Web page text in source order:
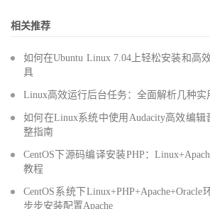
相关推荐
如何在Ubuntu Linux 7.04上轻松安装和高
具
Linux高效运行后台任务：全面解析几种实
如何在Linux系统中使用Audacity高效编
整指南
CentOS下源码编译安装PHP：
教程
CentOS系统下
步步安装配置Apache